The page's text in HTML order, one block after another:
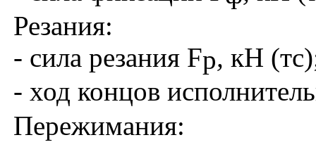
Резания:
- сила резания Fр, кН
- ход концов
Пережимания: